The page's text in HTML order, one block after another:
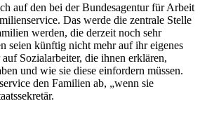
auf den bei der Bundesagentur für Arbeit
Das werde die zentrale Stelle
werden, die derzeit noch sehr
seien künftig nicht mehr auf ihr eigenes
Sozialarbeiter, die ihnen erklären,
und wie sie diese einfordern müssen.
den Familien ab, „wenn sie